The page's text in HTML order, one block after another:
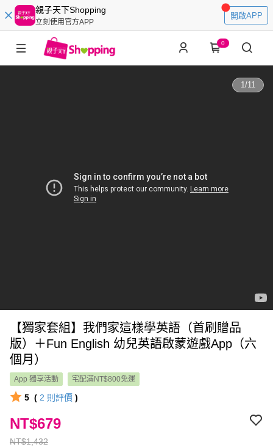
親子天下Shopping
立刻使用官方APP
開啟APP
0
1/11
【獨家套組】我們家這樣學英語（首刷贈品
版）＋Fun English 幼兒英語啟蒙遊戲App（六
個月）
App 獨享活動 宅配滿NT$800免運
5 ( 2 則評價 )
NT$1,432
NT$679